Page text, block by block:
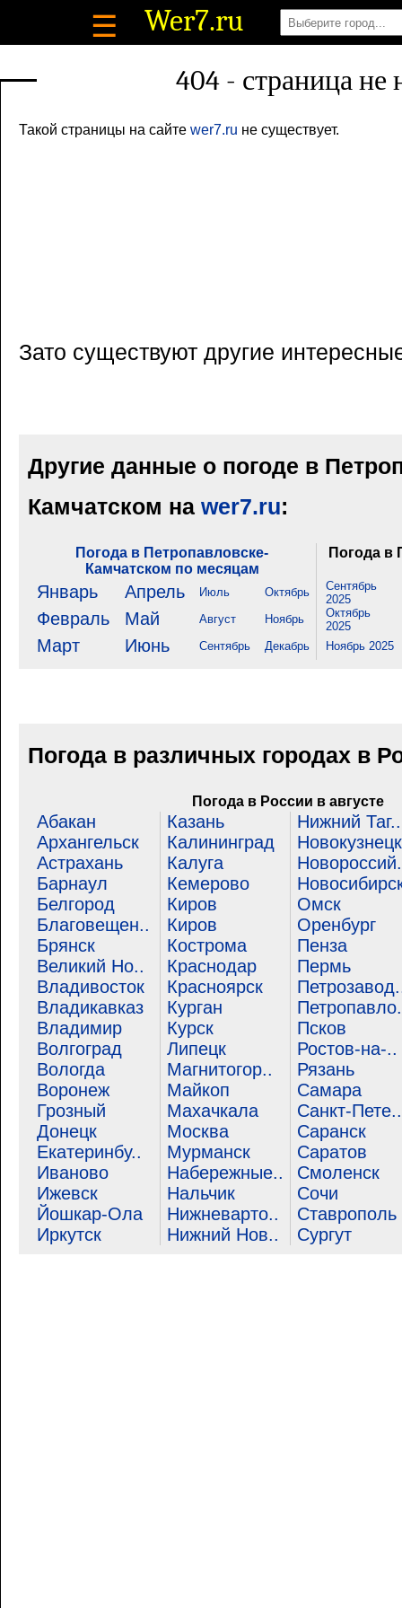
☰ Wer7.ru
404 - страница не
Такой страницы на сайте wer7.ru не существует.
Зато существуют другие
Другие данные о погоде в
Камчатском на wer7.ru:
Погода в Петропавловске-
Камчатском по месяцам
Погода в
Январь Апрель Июль Октябрь
Сентябрь
2025
Февраль Май Август Ноябрь
Октябрь
2025
Март Июнь Сентябрь Декабрь Ноябрь 2025
Погода в различных городах в
Погода в России в августе
Абакан
Архангельск
Астрахань
Барнаул
Белгород
Благовещен..
Брянск
Великий Но..
Владивосток
Владикавказ
Владимир
Волгоград
Вологда
Воронеж
Грозный
Донецк
Екатеринбу..
Иваново
Ижевск
Йошкар-Ола
Иркутск
Казань
Калининград
Калуга
Кемерово
Киров
Киров
Кострома
Краснодар
Красноярск
Курган
Курск
Липецк
Магнитогор..
Майкоп
Махачкала
Москва
Мурманск
Набережные..
Нальчик
Нижневарто..
Нижний Нов..
Нижний Таг..
Новокузнецк
Омск
Оренбург
Пенза
Пермь
Псков
Ростов-на-..
Рязань
Самара
Санкт-Пете..
Саранск
Саратов
Смоленск
Сочи
Ставрополь
Сургут